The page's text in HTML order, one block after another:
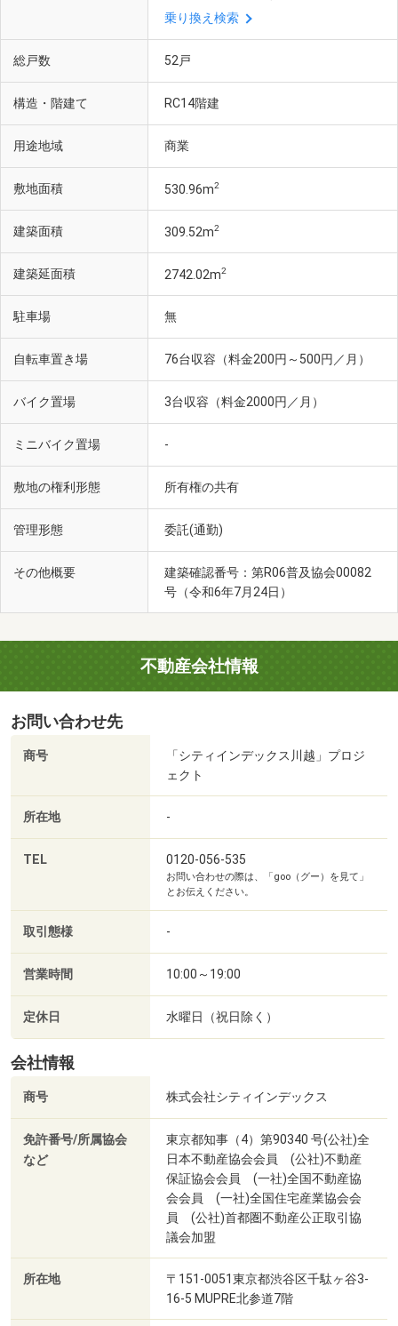
乗り換え検索
総戸数 52戸
構造・階建て RC14階建
用途地域 商業
敷地面積 530.96m2
建築面積 309.52m2
建築延面積 2742.02m2
駐車場 無
自転車置き場 76台収容（料金200円～500円／月）
バイク置場 3台収容（料金2000円／月）
ミニバイク置場 -
敷地の権利形態 所有権の共有
管理形態 委託(通勤)
その他概要
建築確認番号：第R06普及協会00082
号（令和6年7月24日）
不動産会社情報
お問い合わせ先
商号
「シティインデックス川越」プロジ
ェクト
所在地 -
TEL 0120-056-535
お問い合わせの際は、「goo（グー）を見て」
とお伝えください。
取引態様 -
営業時間 10:00～19:00
定休日 水曜日（祝日除く）
会社情報
商号 株式会社シティインデックス
免許番号/所属協会
など
東京都知事（4）第90340 号(公社)全
日本不動産協会会員 (公社)不動産
保証協会会員 (一社)全国不動産協
会会員 (一社)全国住宅産業協会会
員 (公社)首都圏不動産公正取引協
議会加盟
所在地
〒151-0051東京都渋谷区千駄ヶ谷3-
16-5 MUPRE北参道7階